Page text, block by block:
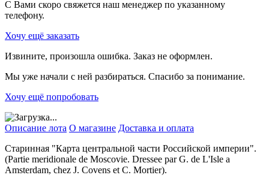
С Вами скоро свяжется наш менеджер по указанному
телефону.
Хочу ещё заказать
Извините, произошла ошибка. Заказ не оформлен.
Мы уже начали с ней разбираться. Спасибо за понимание.
Хочу ещё попробовать
Описание лота О магазине Доставка и оплата
Старинная "Карта центральной части Российской империи".
(Partie meridionale de Moscovie. Dressee par G. de L'Isle a
Amsterdam, chez J. Covens et C. Mortier).